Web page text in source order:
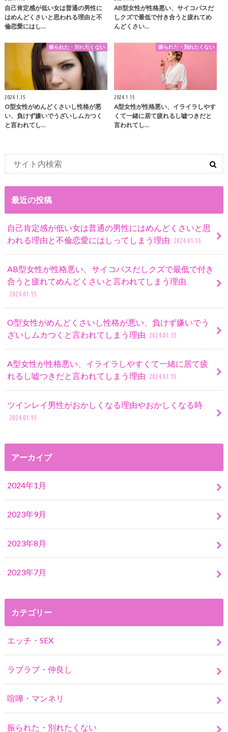
自己肯定感が低い女は普通の男性に
はめんどくさいと思われる理由と不
倫恋愛にはし…
AB型女性が性格悪い、サイコパスだ
しクズで最低で付き合うと疲れてめ
んどくさい…
振られた・別れたくない
2024.1.15
O型女性がめんどくさいし性格が悪
い、負けず嫌いでうざいしムカつく
と言われてし…
振られた・別れたくない
2024.1.15
A型女性が性格悪い、イライラしやす
くて一緒に居て疲れるし嘘つきだと
言われてし…
最近の投稿
自己肯定感が低い女は普通の男性にはめんどくさいと思
われる理由と不倫恋愛にはしってしまう理由 2024.01.15
AB型女性が性格悪い、サイコパスだしクズで最低で付き
合うと疲れてめんどくさいと言われてしまう理由
2024.01.15
O型女性がめんどくさいし性格が悪い、負けず嫌いでう
ざいしムカつくと言われてしまう理由 2024.01.15
A型女性が性格悪い、イライラしやすくて一緒に居て疲
れるし嘘つきだと言われてしまう理由 2024.01.15
ツインレイ男性がおかしくなる理由やおかしくなる時
2024.01.15
アーカイブ
2024年1月
2023年9月
2023年8月
2023年7月
カテゴリー
エッチ・SEX
ラブラブ・仲良し
喧嘩・マンネリ
振られた・別れたくない